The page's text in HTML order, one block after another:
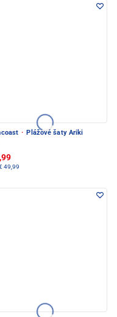
· Plážové šaty Ariki
49,99